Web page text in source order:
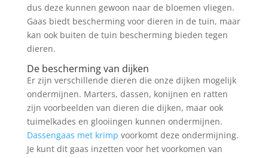
dus deze kunnen gewoon naar de bloemen vliegen.
Gaas biedt bescherming voor dieren in de tuin, maar
kan ook buiten de tuin bescherming bieden tegen
dieren.
De bescherming van dijken
Er zijn verschillende dieren die onze dijken mogelijk
ondermijnen. Marters, dassen, konijnen en ratten
zijn voorbeelden van dieren die dijken, maar ook
tuimelkades en glooiingen kunnen ondermijnen.
Dassengaas met krimp voorkomt deze ondermijning.
Je kunt dit gaas inzetten voor het voorkomen van